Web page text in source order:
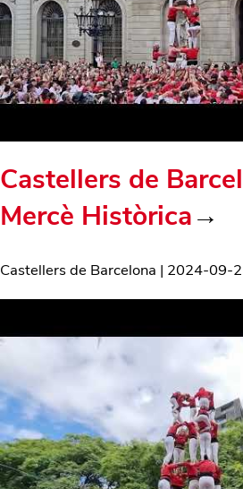
Castellers de
Mercè Històrica→
Castellers de Barcelona | 2024-09-